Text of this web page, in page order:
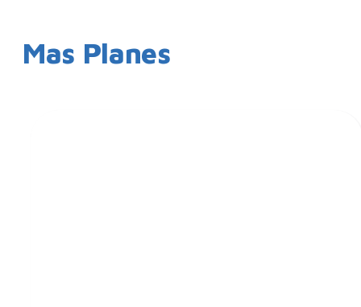
Mas Planes